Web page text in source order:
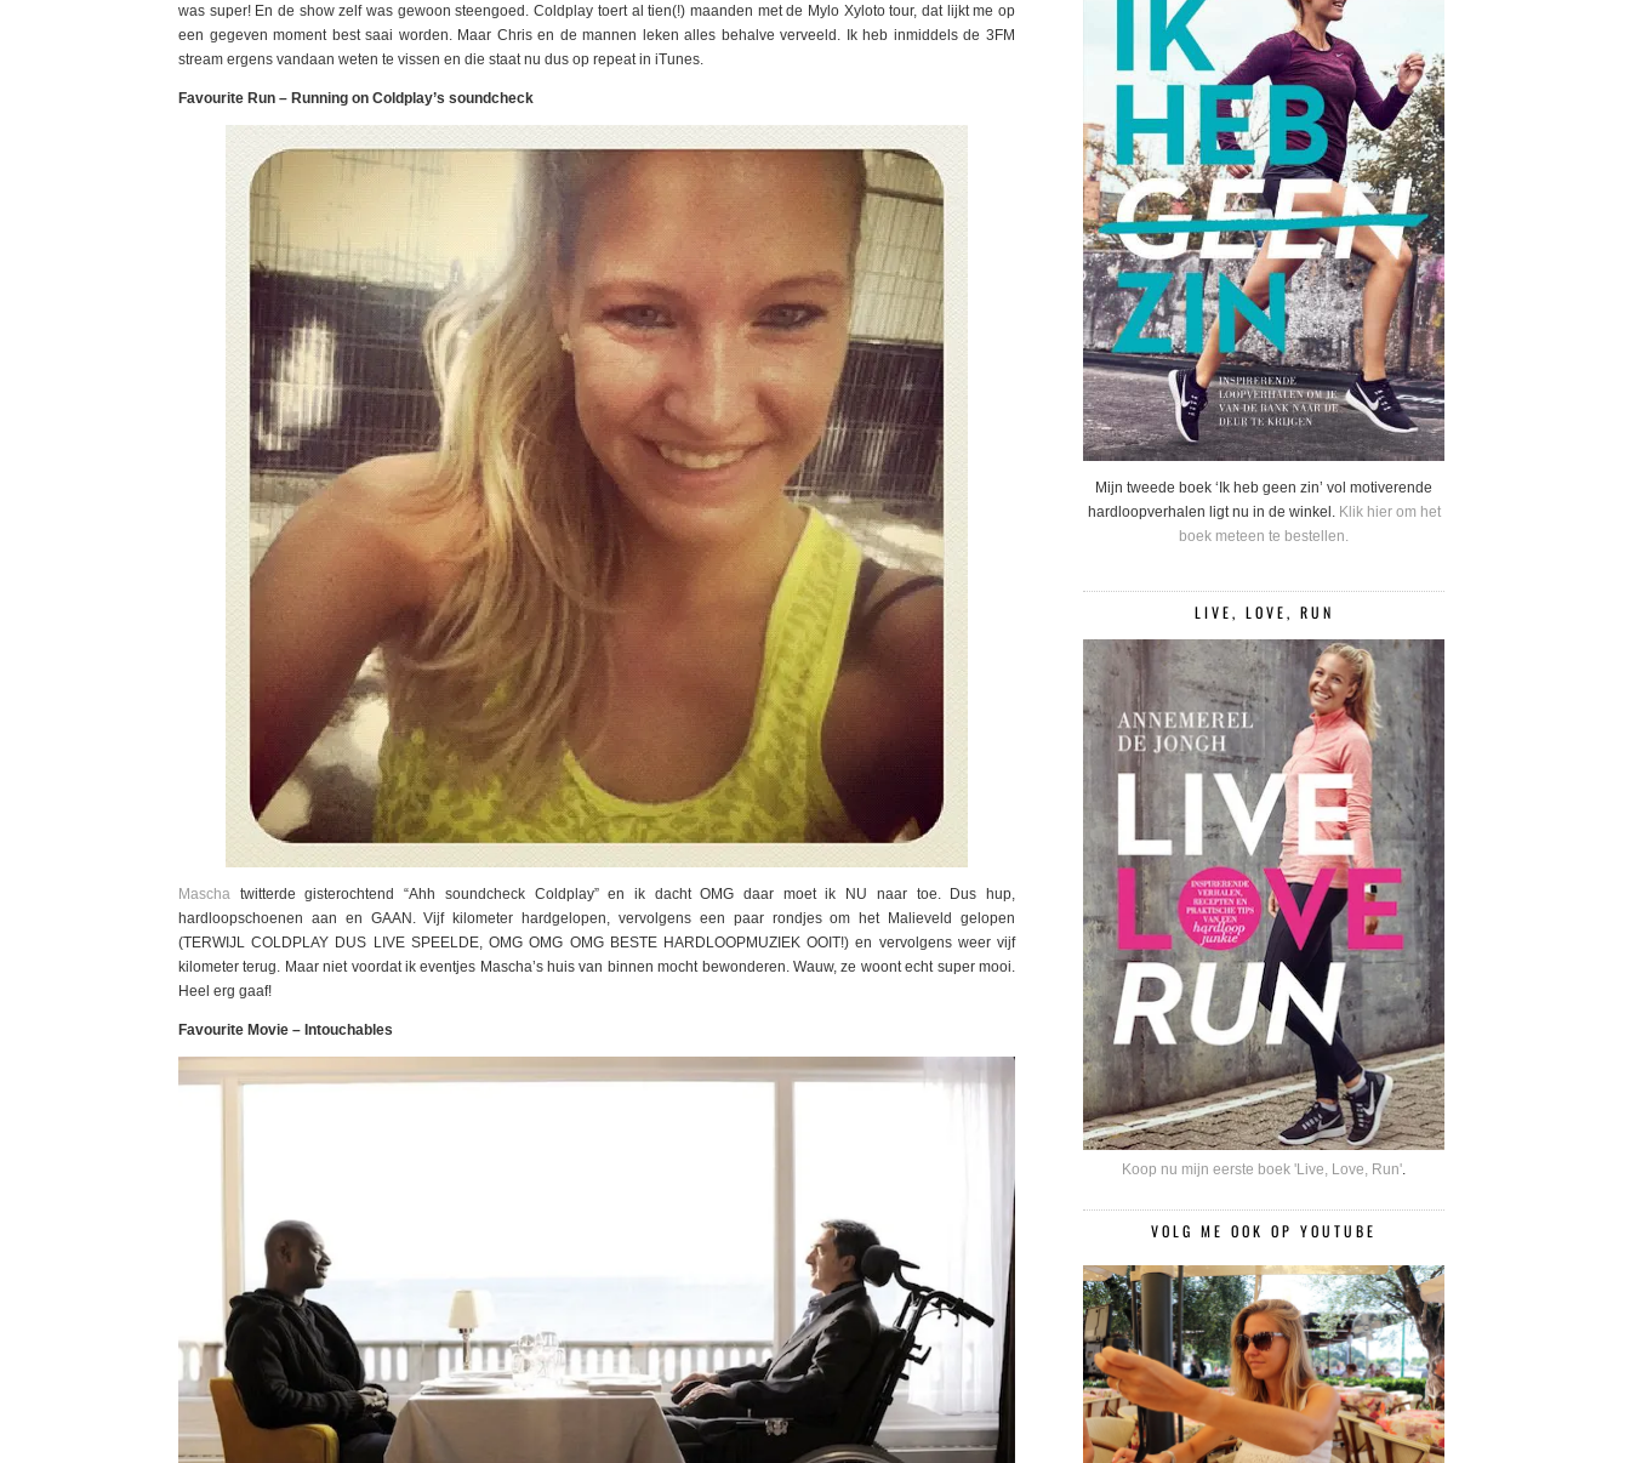
was super! En de show zelf was gewoon steengoed. Coldplay toert al tien(!) maanden met de Mylo Xyloto tour, dat lijkt me op
een gegeven moment best saai worden. Maar Chris en de mannen leken alles behalve verveeld. Ik heb inmiddels de 3FM
stream ergens vandaan weten te vissen en die staat nu dus op repeat in iTunes.
Favourite Run – Running on Coldplay’s soundcheck
Mascha twitterde gisterochtend “Ahh soundcheck Coldplay” en ik dacht OMG daar moet ik NU naar toe. Dus hup,
hardloopschoenen aan en GAAN. Vijf kilometer hardgelopen, vervolgens een paar rondjes om het Malieveld gelopen
(TERWIJL COLDPLAY DUS LIVE SPEELDE, OMG OMG OMG BESTE HARDLOOPMUZIEK OOIT!) en vervolgens weer vijf
kilometer terug. Maar niet voordat ik eventjes Mascha’s huis van binnen mocht bewonderen. Wauw, ze woont echt super mooi.
Heel erg gaaf!
Favourite Movie – Intouchables
Mijn tweede boek ‘Ik heb geen zin’ vol motiverende
hardloopverhalen ligt nu in de winkel. Klik hier om het
boek meteen te bestellen.
LIVE, LOVE, RUN
Koop nu mijn eerste boek 'Live, Love, Run'.
VOLG ME OOK OP YOUTUBE